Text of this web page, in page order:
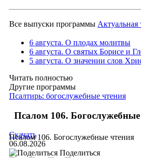
Все выпуски программы Актуальная
6 августа. О плодах молитвы
6 августа. О святых Борисе и
5 августа. О значении слов
Читать полностью
Другие программы
Псалтирь: богослужебные чтения
Псалом 106. Богослужебные
Псалом 106. Богослужебные чтения
Скачать
06.08.2026
Поделиться